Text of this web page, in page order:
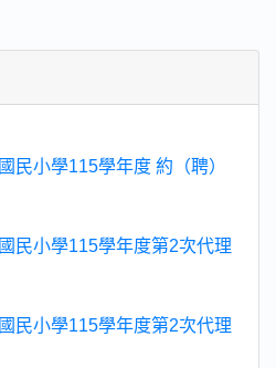
民小學115學年度 約（聘）
民小學115學年度第2次代理
民小學115學年度第2次代理